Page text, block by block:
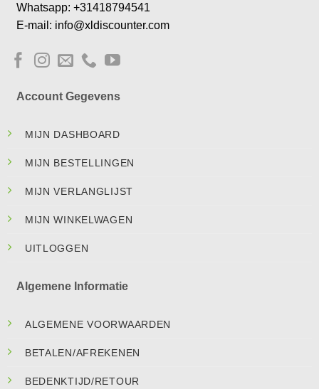
Whatsapp: +31418794541
E-mail: info@xldiscounter.com
Account Gegevens
MIJN DASHBOARD
MIJN BESTELLINGEN
MIJN VERLANGLIJST
MIJN WINKELWAGEN
UITLOGGEN
Algemene Informatie
ALGEMENE VOORWAARDEN
BETALEN/AFREKENEN
BEDENKTIJD/RETOUR